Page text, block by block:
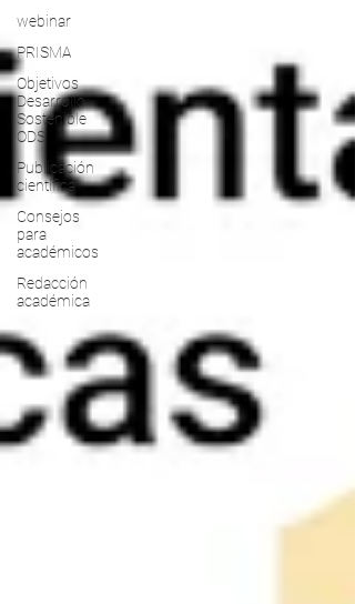
webinar
PRISMA
Objetivos
Desarrollo
Sostenible
ODS
Publicación
científica
Consejos
para
académicos
Redacción
académica